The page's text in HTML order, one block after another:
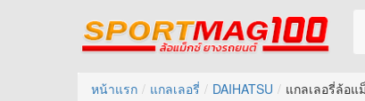
หน้าแรก แกลเลอรี่ DAIHATSU แกลเลอรี่ล้อแ